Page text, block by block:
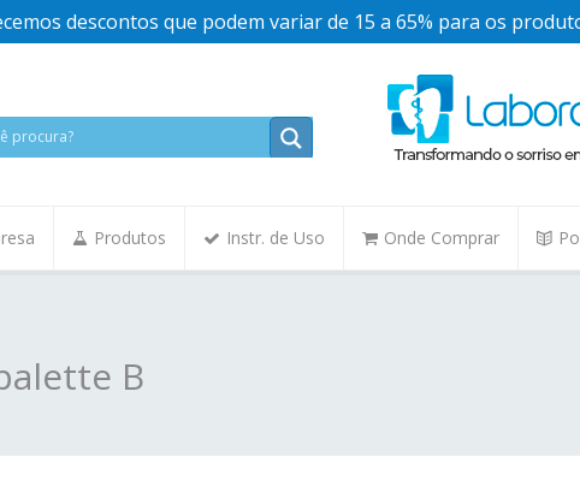
descontos que podem variar de 15 a 65% para os
Produtos Instr. de Uso Onde Comprar
B